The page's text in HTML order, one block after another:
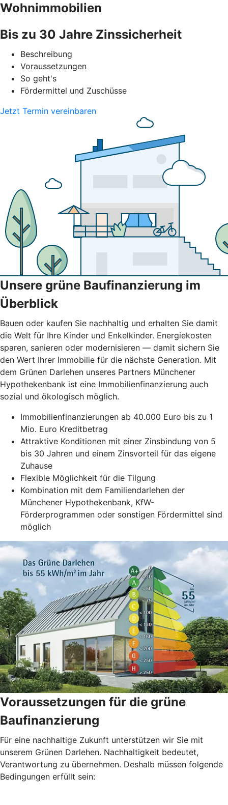
Wohnimmobilien
Bis zu 30 Jahre Zinssicherheit
Beschreibung
Voraussetzungen
So geht's
Fördermittel und Zuschüsse
Jetzt Termin vereinbaren
Unsere grüne Baufinanzierung im
Überblick
Bauen oder kaufen Sie nachhaltig und erhalten Sie damit
die Welt für Ihre Kinder und Enkelkinder. Energiekosten
sparen, sanieren oder modernisieren — damit sichern Sie
den Wert Ihrer Immobilie für die nächste Generation. Mit
dem Grünen Darlehen unseres Partners Münchener
Hypothekenbank ist eine Immobilienfinanzierung auch
sozial und ökologisch möglich.
Immobilienfinanzierungen ab 40.000 Euro bis zu 1
Mio. Euro Kreditbetrag
Attraktive Konditionen mit einer Zinsbindung von 5
bis 30 Jahren und einem Zinsvorteil für das eigene
Zuhause
Flexible Möglichkeit für die Tilgung
Kombination mit dem Familiendarlehen der
Münchener Hypothekenbank, KfW-
Förderprogrammen oder sonstigen Fördermittel sind
möglich
Voraussetzungen für die grüne
Baufinanzierung
Für eine nachhaltige Zukunft unterstützen wir Sie mit
unserem Grünen Darlehen. Nachhaltigkeit bedeutet,
Verantwortung zu übernehmen. Deshalb müssen folgende
Bedingungen erfüllt sein: